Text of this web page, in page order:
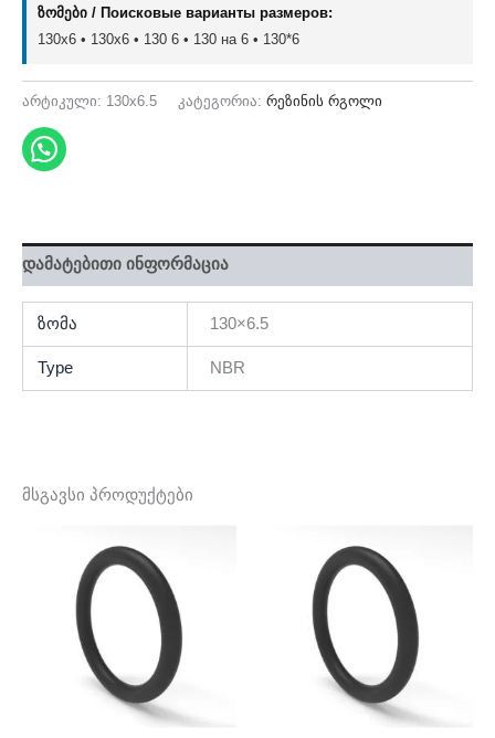
ზომები / Поисковые варианты размеров:
130x6 • 130х6 • 130 6 • 130 на 6 • 130*6
არტიკული: 130x6.5 კატეგორია: რეზინის რგოლი
დამატებითი ინფორმაცია
ზომა 130×6.5
Type NBR
მსგავსი პროდუქტები